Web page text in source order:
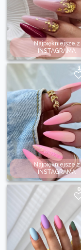
Najpiękniejsze z
INSTAGRAMA
1
Najpiękniejsze z
INSTAGRAMA
0